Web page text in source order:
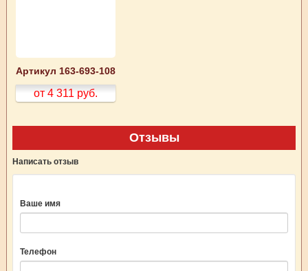
Артикул 163-693-108
от 4 311 руб.
Отзывы
Написать отзыв
Ваше имя
Телефон